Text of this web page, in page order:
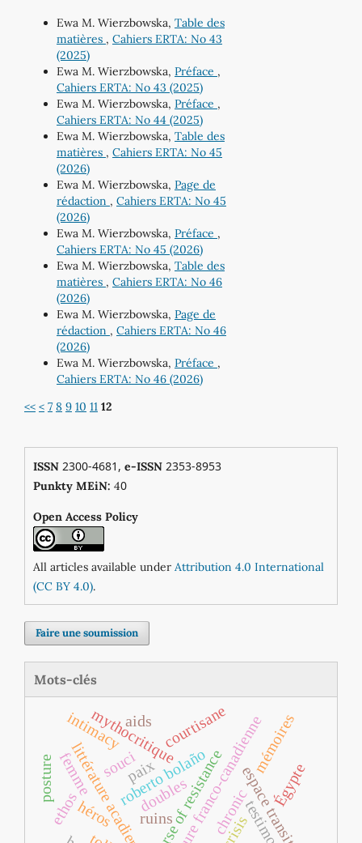
Ewa M. Wierzbowska, Table des
matières , Cahiers ERTA: No 43
(2025)
Ewa M. Wierzbowska, Préface ,
Cahiers ERTA: No 43 (2025)
Ewa M. Wierzbowska, Préface ,
Cahiers ERTA: No 44 (2025)
Ewa M. Wierzbowska, Table des
matières , Cahiers ERTA: No 45
(2026)
Ewa M. Wierzbowska, Page de
rédaction , Cahiers ERTA: No 45
(2026)
Ewa M. Wierzbowska, Préface ,
Cahiers ERTA: No 45 (2026)
Ewa M. Wierzbowska, Table des
matières , Cahiers ERTA: No 46
(2026)
Ewa M. Wierzbowska, Page de
rédaction , Cahiers ERTA: No 46
(2026)
Ewa M. Wierzbowska, Préface ,
Cahiers ERTA: No 46 (2026)
<< < 7 8 9 10 11 12
ISSN2300-4681, e-ISSN2353-8953
Punkty MEiN: 40
Open Access Policy
All articles available under Attribution 4.0 International
(CC BY 4.0).
Faire une soumission
Mots-clés
roberto bolaño
souci
chronic
discourse of resistance
littérature franco‐canadienne
littérature acadienne espace transitoire
doubles
héros
mythocritique mémoires
courtisane
intimacy
Égypte
paix
femme
aids
ruins crisis
ethos
posture